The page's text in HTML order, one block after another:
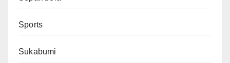
Sports
Sukabumi